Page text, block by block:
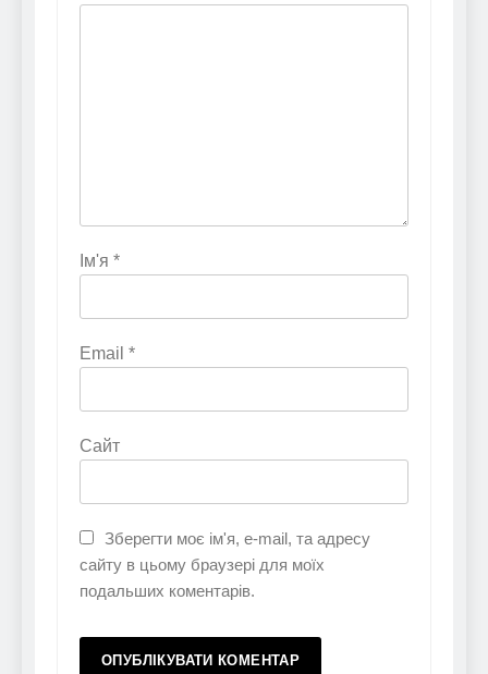
Ім'я *
Email *
Сайт
Зберегти моє ім'я, e-mail, та адресу
сайту в цьому браузері для моїх
подальших коментарів.